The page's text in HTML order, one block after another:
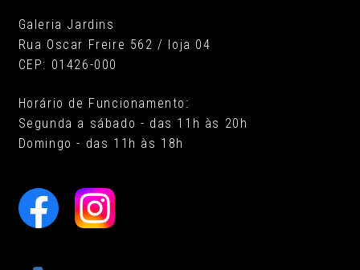
Galeria Jardins
Rua Oscar Freire 562 / loja 04
CEP: 01426-000
Horário de Funcionamento:
Segunda a sábado - das 11h às 20h
Domingo - das 11h às 18h